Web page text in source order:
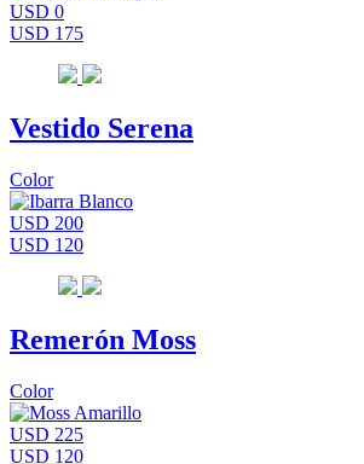
USD 0
USD 175
Vestido Serena
Color
USD 200
USD 120
Remerón Moss
Color
USD 225
USD 120